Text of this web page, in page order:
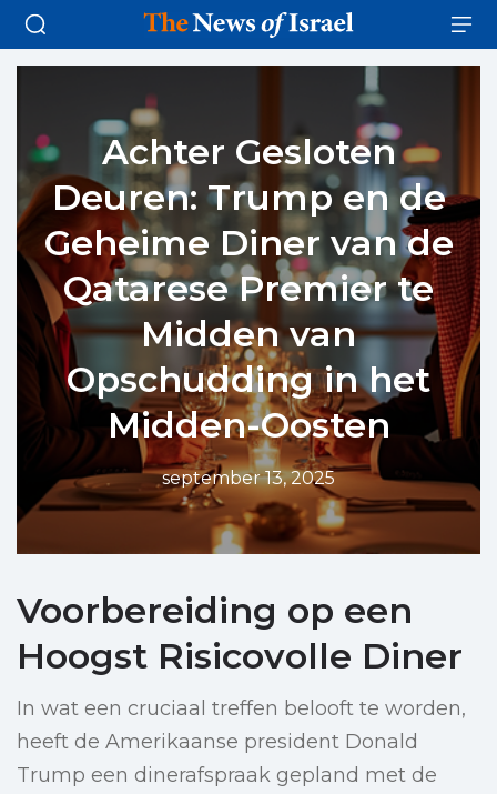
Achter Gesloten
Deuren: Trump en de
Geheime Diner van de
Qatarese Premier te
Midden van
Opschudding in het
Midden-Oosten
september 13, 2025
Voorbereiding op een
Hoogst Risicovolle Diner
In wat een cruciaal treffen belooft te worden,
heeft de Amerikaanse president Donald
Trump een dinerafspraak gepland met de